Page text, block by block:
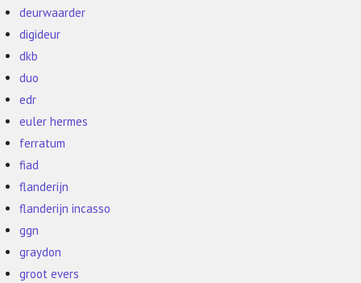
deurwaarder
digideur
dkb
duo
edr
euler hermes
ferratum
fiad
flanderijn
flanderijn incasso
ggn
graydon
groot evers